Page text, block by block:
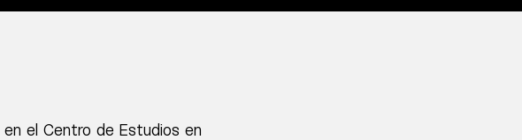
el Centro de Estudios en